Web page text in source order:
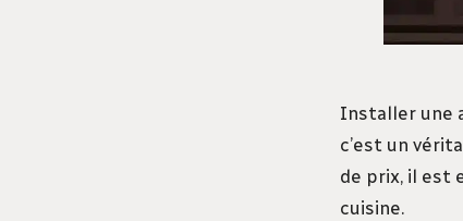
Installer une
c’est un
de prix, il est
cuisine.